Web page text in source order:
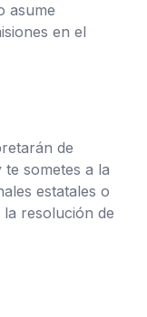
asume
en el
de
sometes a la
estatales o
resolución de